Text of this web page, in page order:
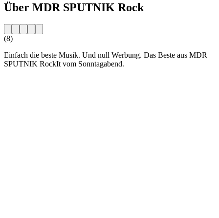
Über MDR SPUTNIK Rock
(8)
Einfach die beste Musik. Und null Werbung. Das Beste aus MDR
SPUTNIK RockIt vom Sonntagabend.